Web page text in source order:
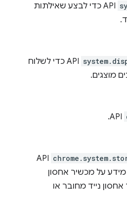
API כדי לבצע שאילתות
API כדי לשלוח
מוצגים.
API
על מכשיר אחסון
נייד מחובר או